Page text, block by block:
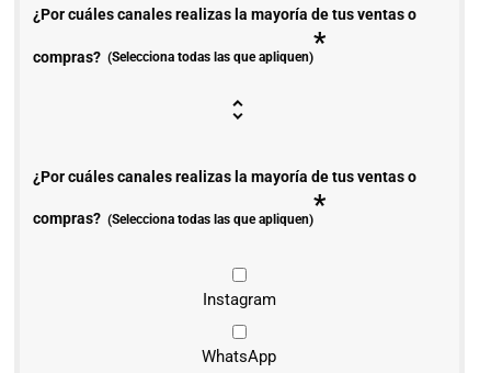
¿Por cuáles canales realizas la mayoría de tus ventas o
compras? (Selecciona todas las que apliquen)*
¿Por cuáles canales realizas la mayoría de tus ventas o
compras? (Selecciona todas las que apliquen)*
Instagram
WhatsApp